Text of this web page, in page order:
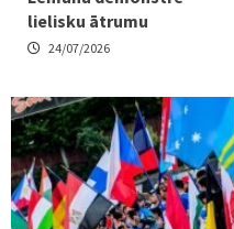
lielisku ātrumu
24/07/2026